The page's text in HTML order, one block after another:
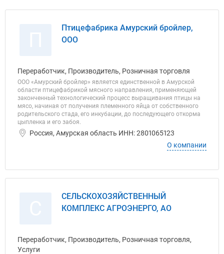
Птицефабрика Амурский бройлер,
ООО
Переработчик, Производитель, Розничная торговля
ООО «Амурский бройлер» является единственной в Амурской
области птицефабрикой мясного направления, применяющей
законченный технологический процесс выращивания птицы на
мясо, начиная от получения племенного яйца от собственного
родительского стада, его инкубации, до последующего откорма
цыпленка и его забоя.
Россия, Амурская область ИНН: 2801065123
О компании
СЕЛЬСКОХОЗЯЙСТВЕННЫЙ
КОМПЛЕКС АГРОЭНЕРГО, АО
Переработчик, Производитель, Розничная торговля,
Услуги